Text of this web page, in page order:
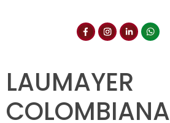
LAUMAYER
COLOMBIANA